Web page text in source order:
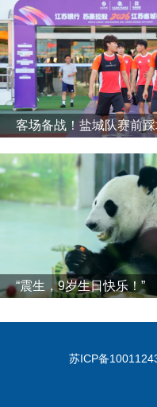
客场备战！盐城队赛前踩
“震生，9岁生日快乐！”
苏ICP备